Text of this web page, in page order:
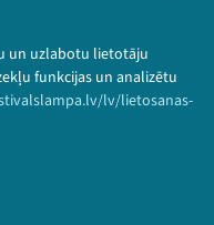
un uzlabotu lietotāju
funkcijas un analizētu
lv/lietosanas-
Visas tiesības